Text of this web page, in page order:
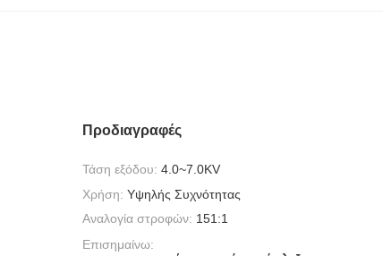
Προδιαγραφές
Τάση εξόδου: 4.0~7.0KV
Χρήση: Υψηλής Συχνότητας
Αναλογία στροφών: 151:1
Επισημαίνω: